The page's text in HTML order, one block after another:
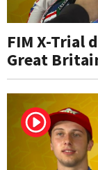
FIM X-Trial
Great